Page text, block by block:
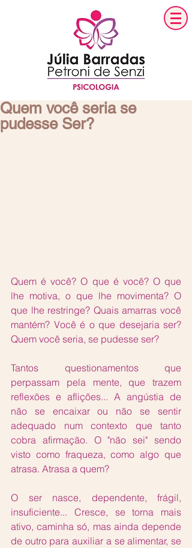
Quem você seria se
pudesse Ser?
Quem é você? O que é você? O que
lhe motiva, o que lhe movimenta? O
que lhe restringe? Quais amarras você
mantém? Você é o que desejaria ser?
Quem você seria, se pudesse ser?
Tantos questionamentos que
perpassam pela mente, que trazem
reflexões e aflições... A angústia de
não se encaixar ou não se sentir
adequado num contexto que tanto
cobra afirmação. O "não sei" sendo
visto como fraqueza, como algo que
atrasa. Atrasa a quem?
O ser nasce, dependente, frágil,
insuficiente... Cresce, se torna mais
ativo, caminha só, mas ainda depende
de outro para auxiliar a se alimentar, se